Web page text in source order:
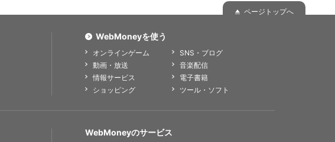
ページトップへ
WebMoneyを使う
オンラインゲーム
SNS・ブログ
動画・放送
音楽配信
情報サービス
電子書籍
ショッピング
ツール・ソフト
WebMoneyのサービス